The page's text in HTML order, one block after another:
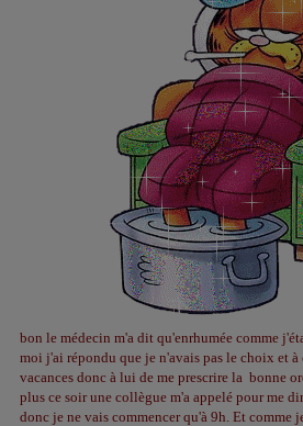
bon le médecin m'a dit qu'enrhumée comme
moi j'ai répondu que je n'avais pas le choix et à
vacances donc à lui de me prescrire la bonne
plus ce soir une collègue m'a appelé pour me
donc je ne vais commencer qu'à 9h. Et comme